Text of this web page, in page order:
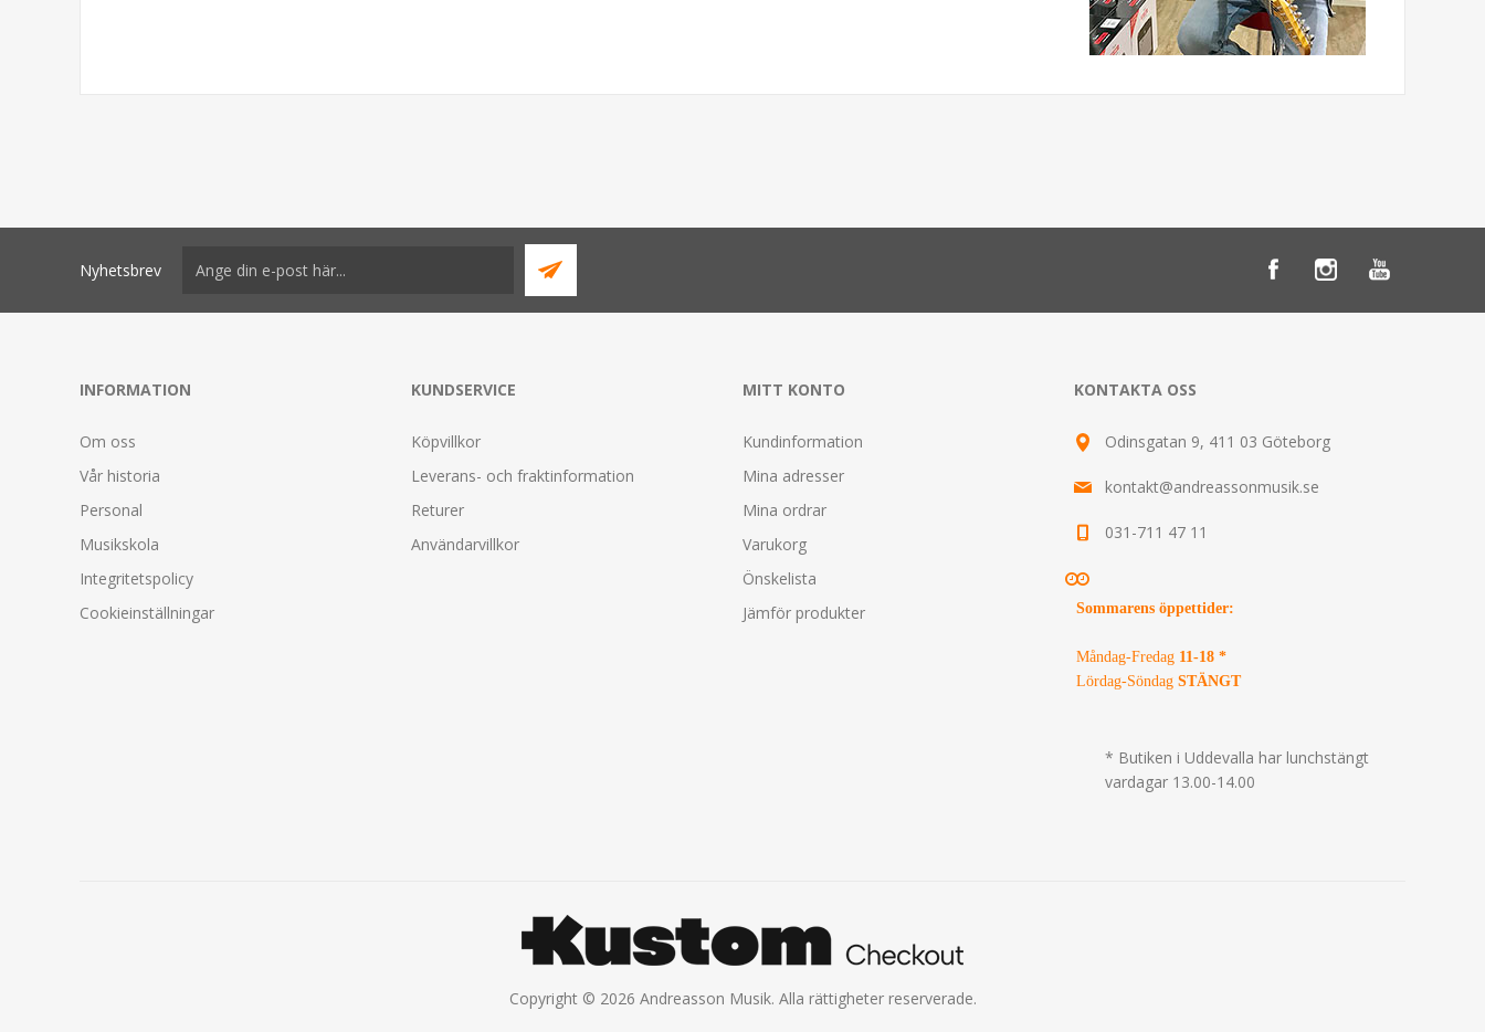
Nyhetsbrev
INFORMATION
Om oss
Vår historia
Personal
Musikskola
Integritetspolicy
Cookieinställningar
KUNDSERVICE
Köpvillkor
Leverans- och fraktinformation
Returer
Användarvillkor
MITT KONTO
Kundinformation
Mina adresser
Mina ordrar
Varukorg
Önskelista
Jämför produkter
KONTAKTA OSS
Odinsgatan 9, 411 03 Göteborg
kontakt@andreassonmusik.se
031-711 47 11
Sommarens öppettider:
Måndag-Fredag 11-18 *
Lördag-Söndag STÄNGT
* Butiken i Uddevalla har lunchstängt
vardagar 13.00-14.00
Copyright © 2026 Andreasson Musik. Alla rättigheter reserverade.